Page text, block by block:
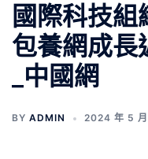
國際科技
包養網成長
_中國網
BY ADMIN 2024 年 5 月